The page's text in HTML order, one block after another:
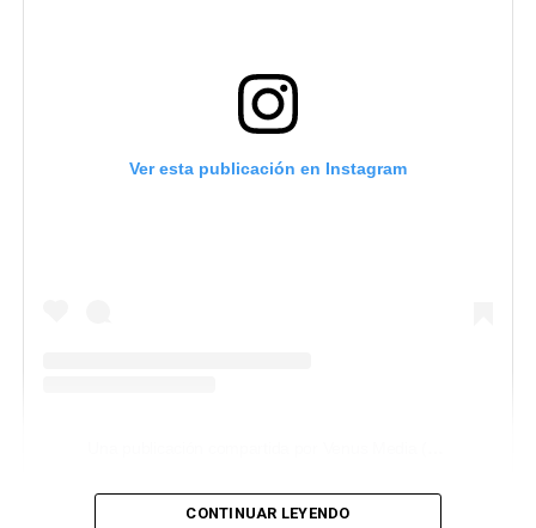
Ver esta publicación en Instagram
CONTINUAR LEYENDO